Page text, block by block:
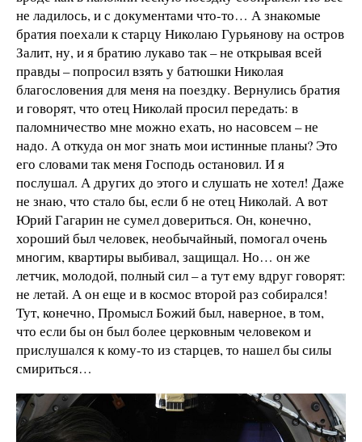
не ладилось, и с документами что-то… А знакомые
братия поехали к старцу Николаю Гурьянову на остров
Залит, ну, и я братию лукаво так – не открывая всей
правды – попросил взять у батюшки Николая
благословения для меня на поездку. Вернулись братия
и говорят, что отец Николай просил передать: в
паломничество мне можно ехать, но насовсем – не
надо. А откуда он мог знать мои истинные планы? Это
его словами так меня Господь остановил. И я
послушал. А других до этого и слушать не хотел! Даже
не знаю, что стало бы, если б не отец Николай. А вот
Юрий Гагарин не сумел довериться. Он, конечно,
хороший был человек, необычайный, помогал очень
многим, квартиры выбивал, защищал. Но… он же
летчик, молодой, полный сил – а тут ему вдруг говорят:
не летай. А он еще и в космос второй раз собирался!
Тут, конечно, Промысл Божий был, наверное, в том,
что если бы он был более церковным человеком и
прислушался к кому-то из старцев, то нашел бы силы
смириться…